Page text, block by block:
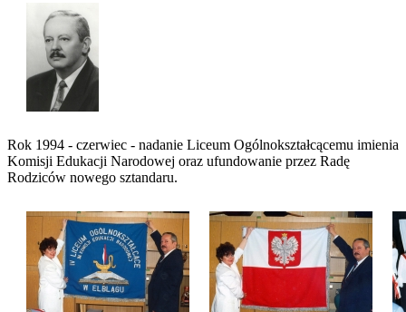
Rok 1994 - czerwiec - nadanie Liceum Ogólnokształcącemu imienia
Komisji Edukacji Narodowej oraz ufundowanie przez Radę
Rodziców nowego sztandaru.